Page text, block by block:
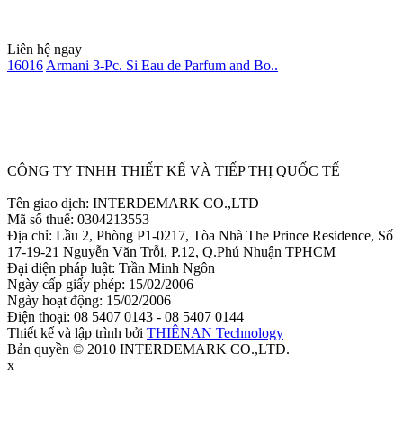
Liên hệ ngay
16016 Armani 3-Pc. Si Eau de Parfum and Bo..
CÔNG TY TNHH THIẾT KẾ VÀ TIẾP THỊ QUỐC TẾ
Tên giao dịch: INTERDEMARK CO.,LTD
Mã số thuế: 0304213553
Địa chỉ: Lầu 2, Phòng P1-0217, Tòa Nhà The Prince Residence, Số
17-19-21 Nguyễn Văn Trỗi, P.12, Q.Phú Nhuận TPHCM
Đại diện pháp luật: Trần Minh Ngôn
Ngày cấp giấy phép: 15/02/2006
Ngày hoạt động: 15/02/2006
Điện thoại: 08 5407 0143 - 08 5407 0144
Thiết kế và lập trình bởi THIÊNAN Technology
Bản quyền © 2010 INTERDEMARK CO.,LTD.
x